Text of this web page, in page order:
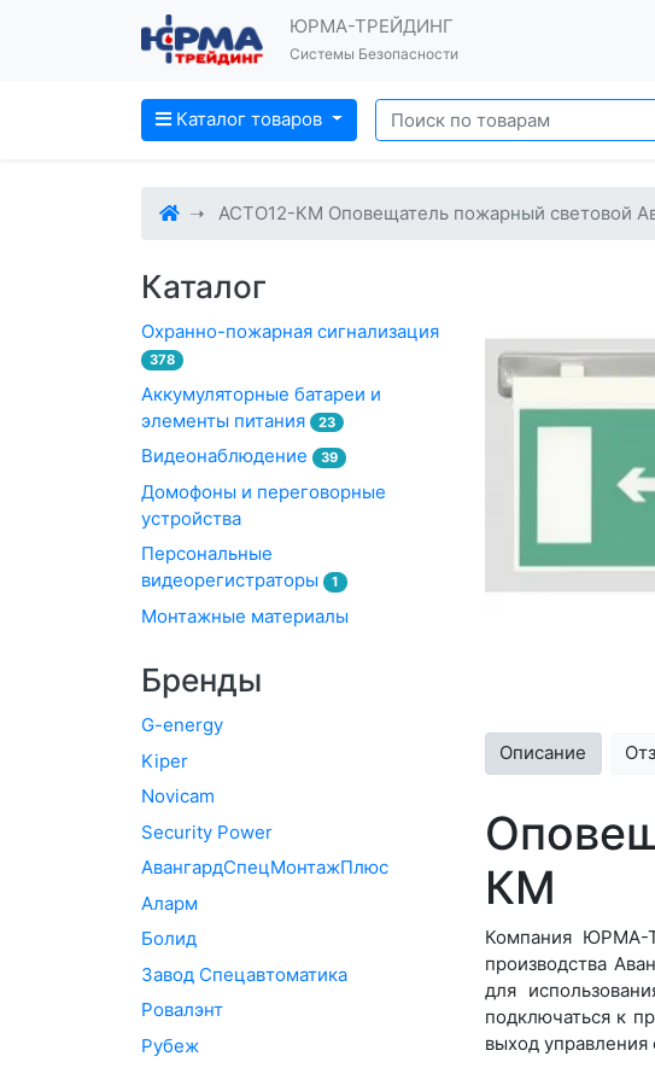
ЮРМА-ТРЕЙДИНГ
Системы Безопасности
Каталог товаров
АСТО12-КМ Оповещатель пожарный световой
Описание
КМ
Компания ЮРМА-
производства
для
подключаться к
выход
Каталог
Охранно-пожарная сигнализация
378
Аккумуляторные батареи и
элементы питания
23
Видеонаблюдение 39
Домофоны и переговорные
устройства
Персональные
видеорегистраторы
1
Монтажные материалы
Бренды
G-energy
Kiper
Novicam
Security Power
АвангардСпецМонтажПлюс
Аларм
Болид
Завод Спецавтоматика
Ровалэнт
Рубеж